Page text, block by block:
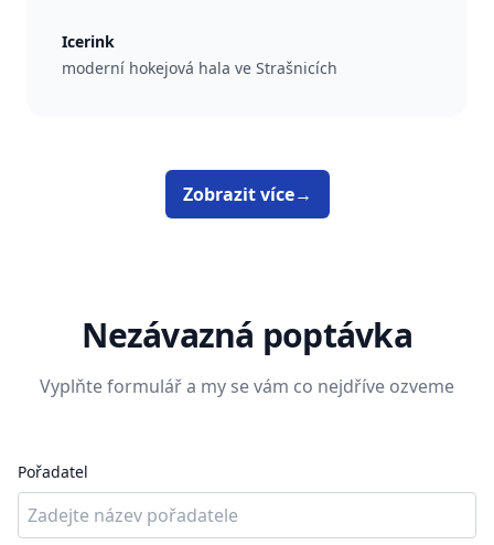
Icerink
moderní hokejová hala ve Strašnicích
Zobrazit více→
Nezávazná poptávka
Vyplňte formulář a my se vám co nejdříve ozveme
Pořadatel